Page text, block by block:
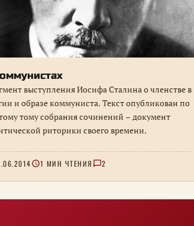
выступления Иосифа Сталина о членстве в
и образе коммуниста. Текст опубликован по
тому собрания сочинений – документ
риторики своего времени.
1 МИН ЧТЕНИЯ 2